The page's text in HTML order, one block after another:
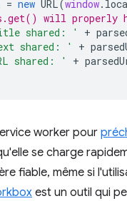
= new URL(window.
will properly
shared: ' +
shared: ' +
shared: ' +
worker pour
se charge
fiable, même si
est un outil qui